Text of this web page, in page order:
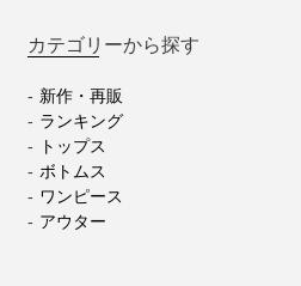
カテゴリーから探す
新作・再販
ランキング
トップス
ボトムス
ワンピース
アウター